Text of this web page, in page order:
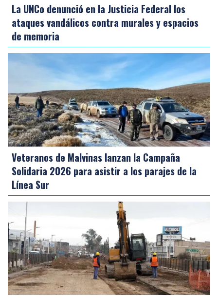
La UNCo denunció en la Justicia Federal los
ataques vandálicos contra murales y espacios
de memoria
Veteranos de Malvinas lanzan la Campaña
Solidaria 2026 para asistir a los parajes de la
Línea Sur